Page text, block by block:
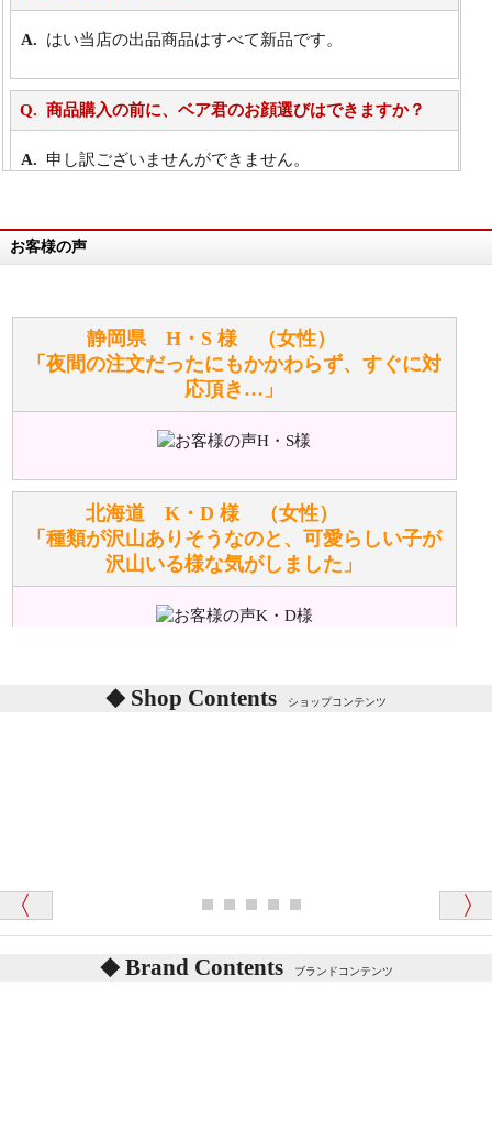
はい当店の出品商品はすべて新品です。
商品購入の前に、ベア君のお顔選びはできますか？
申し訳ございませんができません。
万が一欲しい商品が見つからない場合は、探して取り
お任せください！それは当店が謡っています「おも
てなしの心」で対応させていただきます。
シュタイフのぬいぐるみは洗濯できますか？ ぬいぐ
るみのお手入れ方法を教えてください。
詳しくはこちら をご覧ください。
ぬいぐるみの耳に付いているボタンやタグに、何か意
味などがありますか？
詳しくはこちらをご覧ください。
体をねかせたりおこしたりすると「グーグー」と鳴く
記載しておりますので、ぜひ探してみてください。
お客様の声
静岡県 H・S 様 （女性）
「夜間の注文だったにもかかわらず、すぐに対
応頂き…」
北海道 K・D 様 （女性）
「種類が沢山ありそうなのと、可愛らしい子が
沢山いる様な気がしました」
東京都 M・K 様 （女性）
「対応はどちらも丁寧でした。値段と他の融通
「商品説明が細やかで丁寧であったことです」
Shop Contents ショップコンテンツ
Brand Contents ブランドコンテンツ